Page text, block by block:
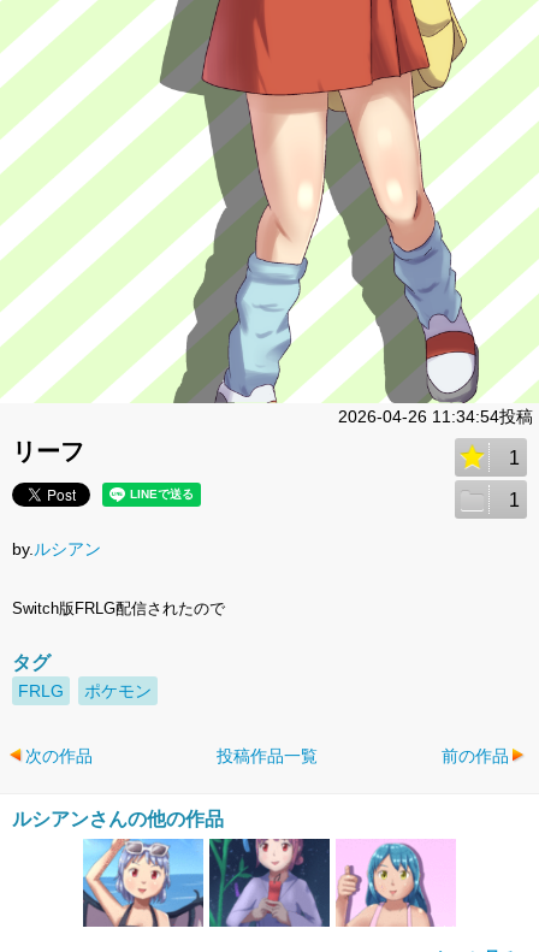
2026-04-26 11:34:54投稿
リーフ 1
1
by.ルシアン
Switch版FRLG配信されたので
タグ
FRLG ポケモン
次の作品 投稿作品一覧 前の作品
ルシアンさんの他の作品